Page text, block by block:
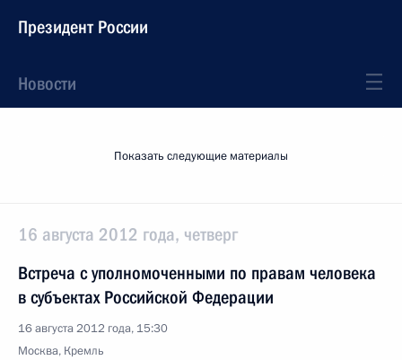
Президент России
Новости
Показать следующие материалы
16 августа 2012 года, четверг
Встреча с уполномоченными по правам человека
в субъектах Российской Федерации
16 августа 2012 года, 15:30
Москва, Кремль